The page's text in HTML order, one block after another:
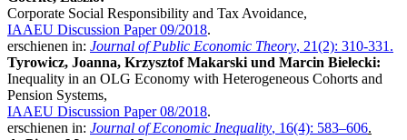
Corporate Social Responsibility and Tax Avoidance,
IAAEU Discussion Paper 09/2018.
erschienen in: Journal of Public Economic Theory, 21(2): 310-331.
Tyrowicz, Joanna, Krzysztof Makarski und Marcin Bielecki:
Inequality in an OLG Economy with Heterogeneous Cohorts and
Pension Systems,
IAAEU Discussion Paper 08/2018.
erschienen in: Journal of Economic Inequality, 16(4): 583–606.